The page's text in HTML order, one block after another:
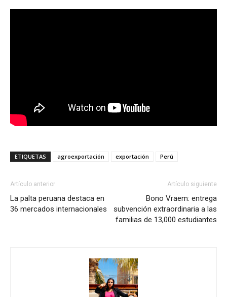
ETIQUETAS agroexportación exportación Perú
Artículo anterior
La palta peruana destaca en
36 mercados internacionales
Artículo siguiente
Bono Vraem: entrega
subvención extraordinaria a las
familias de 13,000 estudiantes